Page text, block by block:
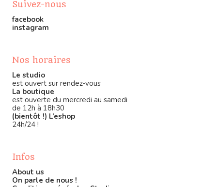
Suivez-nous
facebook
instagram
Nos horaires
Le studio
est ouvert sur rendez-vous
La boutique
est ouverte du mercredi au samedi
de 12h à 18h30
(bientôt !) L’eshop
24h/24 !
Infos
About us
On parle de nous !